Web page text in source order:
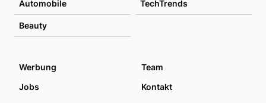
Automobile TechTrends
Beauty
Werbung
Team
Jobs
Kontakt